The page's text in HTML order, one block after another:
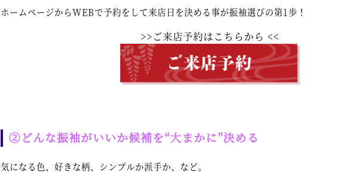
ホームページからWEBで予約をして来店日を決める事が振袖選びの第1歩！
>>ご来店予約はこちらから <<
②どんな振袖がいいか候補を“大まかに”決める
気になる色、好きな柄、シンプルか派手か、など。